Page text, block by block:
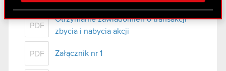
Partnerzy mogą połączyć te informacje z innymi
danymi otrzymanymi od Ciebie lub uzyskanymi
podczas korzystania z ich usług. Kontynuując
korzystanie z naszej witryny, zgadasz się na
używanie plików cookie.
PDF
Otrzymanie zawiadomień o transakcji
zbycia i nabycia akcji
PDF Załącznik nr 1